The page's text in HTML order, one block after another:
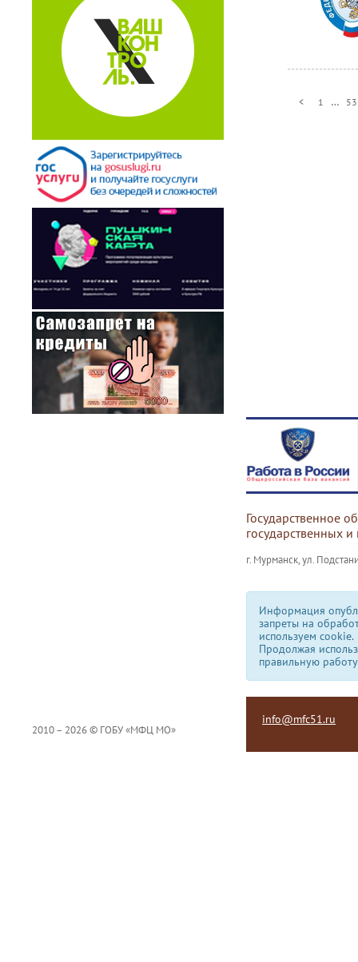
< 1 … 53
Государственное
государственных
г. Мурманск, ул.
Информация
запреты на
используем сookie.
Продолжая
правильную
2010 – 2026 © ГОБУ «МФЦ МО»
info@mfc51.ru